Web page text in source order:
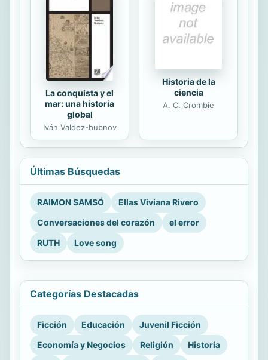
La conquista y el
mar: una historia
global
Iván Valdez-bubnov
Historia de la
ciencia
A. C. Crombie
Últimas Búsquedas
RAIMON SAMSÓ
Ellas Viviana Rivero
Conversaciones del corazón
el error
RUTH
Love song
Categorías Destacadas
Ficción Educación
Juvenil Ficción
Economía y Negocios
Religión Historia